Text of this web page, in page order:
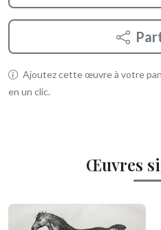
Ajoutez cette œuvre à votre
en un clic.
Œuvres